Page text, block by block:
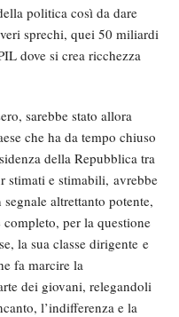
politica così da dare
sprechi, quei 50 miliardi
dove si crea ricchezza
sarebbe stato allora
che ha da tempo chiuso
della Repubblica tra
stimati e stimabili, avrebbe
altrettanto potente,
per la questione
la sua classe dirigente e
fa marcire la
dei giovani, relegandoli
l’indifferenza e la